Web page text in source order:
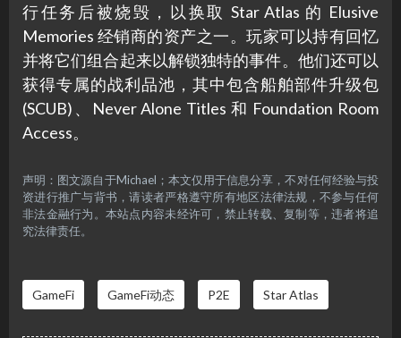
行任务后被烧毁，以换取 Star Atlas 的 Elusive
Memories 经销商的资产之一。玩家可以持有回忆
并将它们组合起来以解锁独特的事件。他们还可以
获得专属的战利品池，其中包含船舶部件升级包
(SCUB)、Never Alone Titles 和 Foundation Room
Access。
声明：图文源自于Michael；本文仅用于信息分享，不对任何经验与投
资进行推广与背书，请读者严格遵守所有地区法律法规，不参与任何
非法金融行为。本站点内容未经许可，禁止转载、复制等，违者将追
究法律责任。
GameFi GameFi动态 P2E Star Atlas